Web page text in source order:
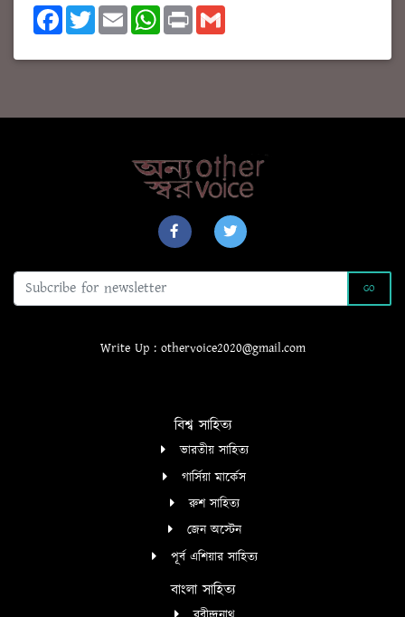
F
a
c
e
k
T
w
t
E
m
a
i
W
h
a
t
p
P
r
n i
GO
Write Up : othervoice2020@gmail.com
বিশ্ব সাহিত্য
ভারতীয় সাহিত্য
গার্সিয়া মার্কেস
রুশ সাহিত্য
জেন অস্টেন
পূর্ব এশিয়ার সাহিত্য
বাংলা সাহিত্য